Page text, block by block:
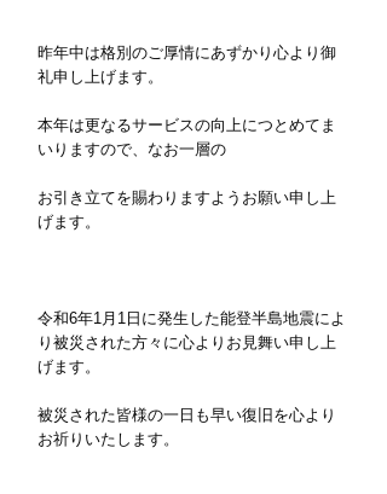
昨年中は格別のご厚情にあずかり心より御
礼申し上げます。
本年は更なるサービスの向上につとめてま
いりますので、なお一層の
お引き立てを賜わりますようお願い申し上
げます。
令和6年1月1日に発生した能登半島地震によ
り被災された方々に心よりお見舞い申し上
げます。
被災された皆様の一日も早い復旧を心より
お祈りいたします。